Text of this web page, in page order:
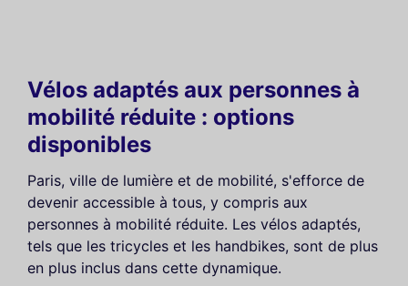
Vélos adaptés aux personnes à
mobilité réduite : options
disponibles
Paris, ville de lumière et de mobilité, s'efforce de
devenir accessible à tous, y compris aux
personnes à mobilité réduite. Les vélos adaptés,
tels que les tricycles et les handbikes, sont de plus
en plus inclus dans cette dynamique.